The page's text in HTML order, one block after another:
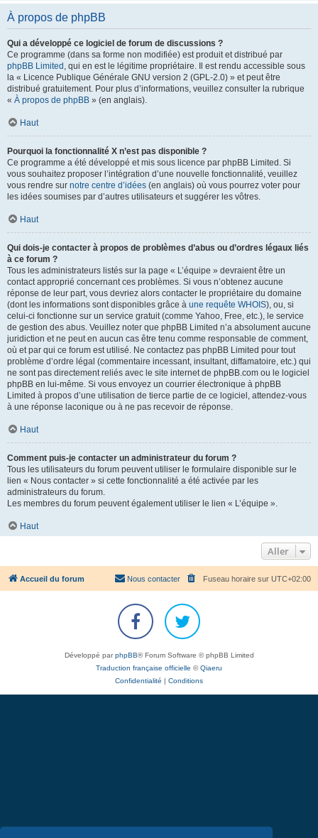
À propos de phpBB
Qui a développé ce logiciel de forum de discussions ?
Ce programme (dans sa forme non modifiée) est produit et distribué par
phpBB Limited , qui en est le légitime propriétaire. Il est rendu accessible sous
la « Licence Publique Générale GNU version 2 (GPL-2.0) » et peut être
distribué gratuitement. Pour plus d’informations, veuillez consulter la rubrique
« À propos de phpBB » (en anglais).
Haut
Pourquoi la fonctionnalité X n’est pas disponible ?
Ce programme a été développé et mis sous licence par phpBB Limited. Si
vous souhaitez proposer l’intégration d’une nouvelle fonctionnalité, veuillez
vous rendre sur notre centre d’idées (en anglais) où vous pourrez voter pour
les idées soumises par d’autres utilisateurs et suggérer les vôtres.
Haut
Qui dois-je contacter à propos de problèmes d’abus ou d’ordres légaux liés
à ce forum ?
Tous les administrateurs listés sur la page « L’équipe » devraient être un
contact approprié concernant ces problèmes. Si vous n’obtenez aucune
réponse de leur part, vous devriez alors contacter le propriétaire du domaine
(dont les informations sont disponibles grâce à une requête WHOIS), ou, si
celui-ci fonctionne sur un service gratuit (comme Yahoo, Free, etc.), le service
de gestion des abus. Veuillez noter que phpBB Limited n’a absolument aucune
juridiction et ne peut en aucun cas être tenu comme responsable de comment,
où et par qui ce forum est utilisé. Ne contactez pas phpBB Limited pour tout
problème d’ordre légal (commentaire incessant, insultant, diffamatoire, etc.) qui
ne sont pas directement reliés avec le site internet de phpBB.com ou le logiciel
phpBB en lui-même. Si vous envoyez un courrier électronique à phpBB
Limited à propos d’une utilisation de tierce partie de ce logiciel, attendez-vous
à une réponse laconique ou à ne pas recevoir de réponse.
Haut
Comment puis-je contacter un administrateur du forum ?
Tous les utilisateurs du forum peuvent utiliser le formulaire disponible sur le
lien « Nous contacter » si cette fonctionnalité a été activée par les
administrateurs du forum.
Les membres du forum peuvent également utiliser le lien « L’équipe ».
Haut
Aller
Accueil du forum Fuseau horaire sur UTC+02:00
Nous contacter
Développé parphpBB® Forum Software © phpBB Limited
Traduction française officielle ©Qiaeru
Confidentialité
Conditions